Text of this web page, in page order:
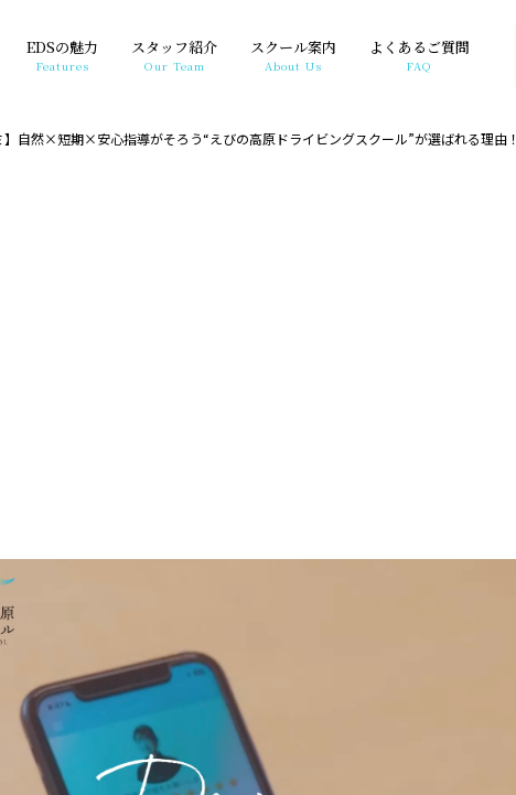
EDSの魅力
Features
スタッフ紹介
Our Team
スクール案内
About Us
よくあるご質問
FAQ
】自然×短期×安心指導がそろう“えびの高原ドライビングスクール”が選ばれる理由！